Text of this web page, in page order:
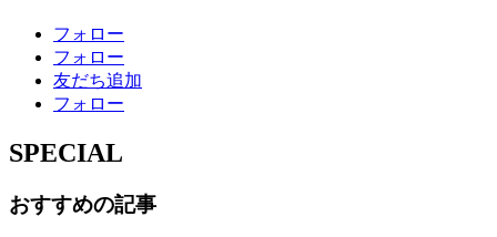
フォロー
フォロー
友だち追加
フォロー
SPECIAL
おすすめの記事